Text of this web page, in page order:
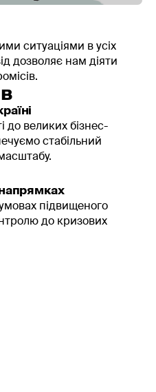
ситуаціями в усіх
дозволяє нам діяти
до великих бізнес-
стабільний
напрямках
підвищеного
до кризових